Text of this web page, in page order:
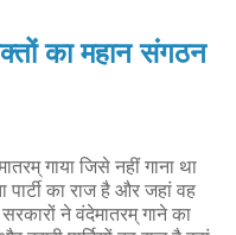
का महान संगठन
गाया जिसे नहीं गाना था
पार्टी का राज है और जहां वह
ने वंदेमातरम् गाने का